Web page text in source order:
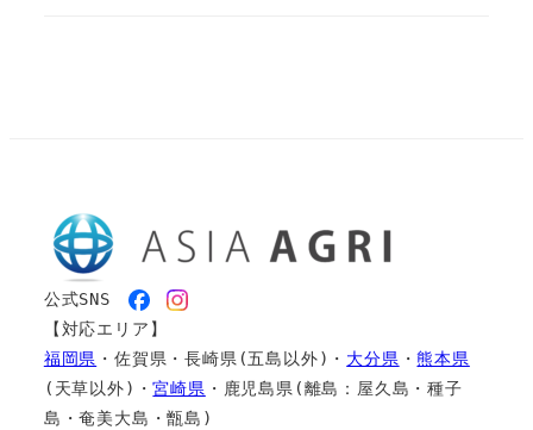
公式SNS
【対応エリア】
福岡県 ・佐賀県・長崎県(五島以外)・ 大分県 ・熊本県
(天草以外)・宮崎県 ・鹿児島県(離島：屋久島・種子
島・奄美大島・甑島)